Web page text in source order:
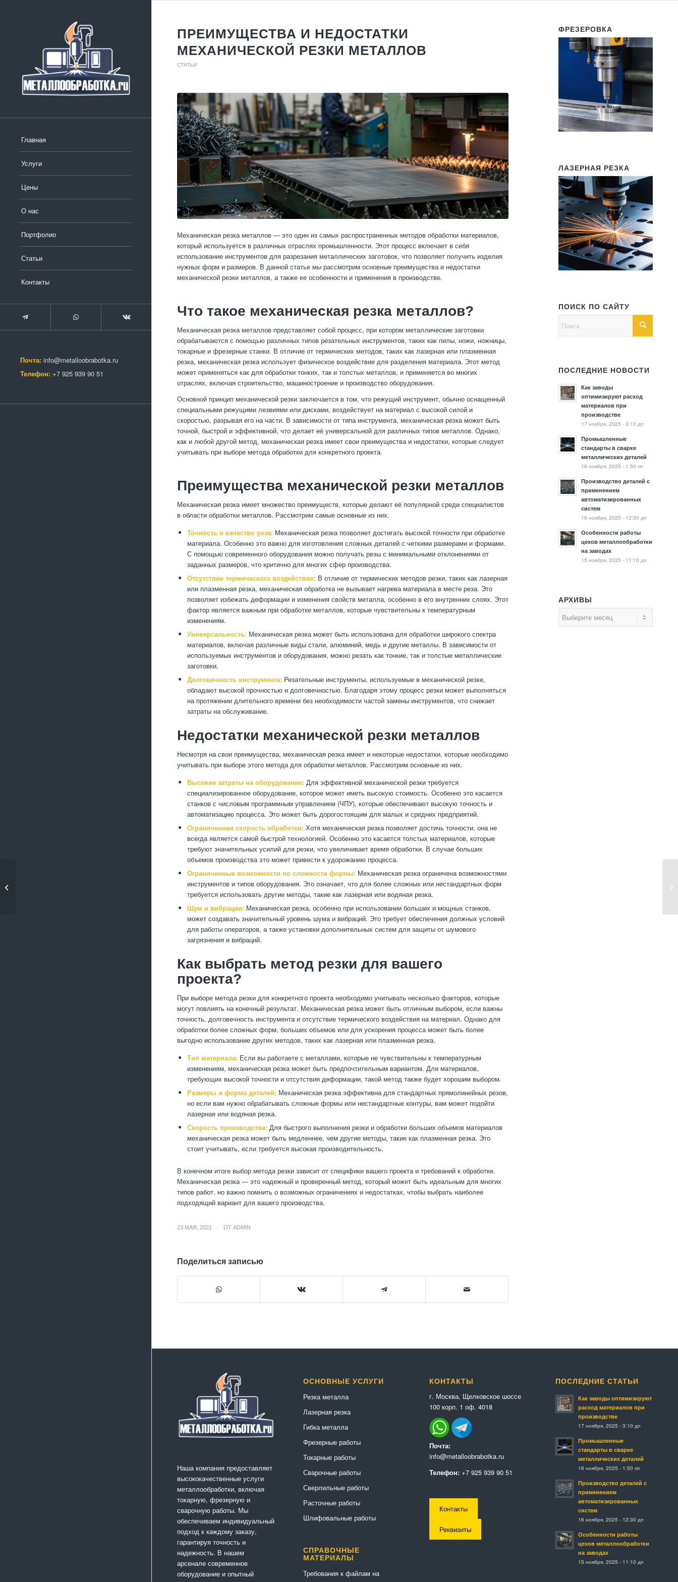
Главная
Услуги
Цены
О нас
Портфолио
Статьи
Контакты
Почта: info@metalloobrabotka.ru
Телефон: +7 925 939 90 51
ПРЕИМУЩЕСТВА И НЕДОСТАТКИ
МЕХАНИЧЕСКОЙ РЕЗКИ МЕТАЛЛОВ
СТАТЬИ
Механическая резка металлов — это один из самых распространенных методов обработки материалов,
который используется в различных отраслях промышленности. Этот процесс включает в себя
использование инструментов для разрезания металлических заготовок, что позволяет получить изделия
нужных форм и размеров. В данной статье мы рассмотрим основные преимущества и недостатки
механической резки металлов, а также ее особенности и применения в производстве.
Что такое механическая резка металлов?
Механическая резка металлов представляет собой процесс, при котором металлические заготовки
обрабатываются с помощью различных типов резательных инструментов, таких как пилы, ножи, ножницы,
токарные и фрезерные станки. В отличие от термических методов, таких как лазерная или плазменная
резка, механическая резка использует физическое воздействие для разделения материала. Этот метод
может применяться как для обработки тонких, так и толстых металлов, и применяется во многих
отраслях, включая строительство, машиностроение и производство оборудования.
Основной принцип механической резки заключается в том, что режущий инструмент, обычно оснащенный
специальными режущими лезвиями или дисками, воздействует на материал с высокой силой и
скоростью, разрывая его на части. В зависимости от типа инструмента, механическая резка может быть
точной, быстрой и эффективной, что делает её универсальной для различных типов металлов. Однако,
как и любой другой метод, механическая резка имеет свои преимущества и недостатки, которые следует
учитывать при выборе метода обработки для конкретного проекта.
Преимущества механической резки металлов
Механическая резка имеет множество преимуществ, которые делают её популярной среди специалистов
в области обработки металлов. Рассмотрим самые основные из них.
Точность и качество реза: Механическая резка позволяет достигать высокой точности при обработке
материала. Особенно это важно для изготовления сложных деталей с четкими размерами и формами.
С помощью современного оборудования можно получать резы с минимальными отклонениями от
заданных размеров, что критично для многих сфер производства.
Отсутствие термического воздействия: В отличие от термических методов резки, таких как лазерная
или плазменная резка, механическая обработка не вызывает нагрева материала в месте реза. Это
позволяет избежать деформации и изменения свойств металла, особенно в его внутренних слоях. Этот
фактор является важным при обработке металлов, которые чувствительны к температурным
изменениям.
Универсальность: Механическая резка может быть использована для обработки широкого спектра
материалов, включая различные виды стали, алюминий, медь и другие металлы. В зависимости от
используемых инструментов и оборудования, можно резать как тонкие, так и толстые металлические
заготовки.
Долговечность инструмента: Резательные инструменты, используемые в механической резке,
обладают высокой прочностью и долговечностью. Благодаря этому процесс резки может выполняться
на протяжении длительного времени без необходимости частой замены инструментов, что снижает
затраты на обслуживание.
Недостатки механической резки металлов
Несмотря на свои преимущества, механическая резка имеет и некоторые недостатки, которые необходимо
учитывать при выборе этого метода для обработки металлов. Рассмотрим основные из них.
Высокие затраты на оборудование: Для эффективной механической резки требуется
специализированное оборудование, которое может иметь высокую стоимость. Особенно это касается
станков с числовым программным управлением (ЧПУ), которые обеспечивают высокую точность и
автоматизацию процесса. Это может быть дорогостоящим для малых и средних предприятий.
Ограниченная скорость обработки: Хотя механическая резка позволяет достичь точности, она не
всегда является самой быстрой технологией. Особенно это касается толстых материалов, которые
требуют значительных усилий для резки, что увеличивает время обработки. В случае больших
объемов производства это может привести к удорожанию процесса.
Ограниченные возможности по сложности формы: Механическая резка ограничена возможностями
инструментов и типов оборудования. Это означает, что для более сложных или нестандартных форм
требуется использовать другие методы, такие как лазерная или водяная резка.
Шум и вибрации: Механическая резка, особенно при использовании больших и мощных станков,
может создавать значительный уровень шума и вибраций. Это требует обеспечения должных условий
для работы операторов, а также установки дополнительных систем для защиты от шумового
загрязнения и вибраций.
Как выбрать метод резки для вашего
проекта?
При выборе метода резки для конкретного проекта необходимо учитывать несколько факторов, которые
могут повлиять на конечный результат. Механическая резка может быть отличным выбором, если важны
точность, долговечность инструмента и отсутствие термического воздействия на материал. Однако для
обработки более сложных форм, больших объемов или для ускорения процесса может быть более
выгодно использование других методов, таких как лазерная или плазменная резка.
Тип материала: Если вы работаете с металлами, которые не чувствительны к температурным
изменениям, механическая резка может быть предпочтительным вариантом. Для материалов,
требующих высокой точности и отсутствия деформации, такой метод также будет хорошим выбором.
Размеры и форма деталей: Механическая резка эффективна для стандартных прямолинейных резов,
но если вам нужно обрабатывать сложные формы или нестандартные контуры, вам может подойти
лазерная или водяная резка.
Скорость производства: Для быстрого выполнения резки и обработки больших объемов материалов
механическая резка может быть медленнее, чем другие методы, такие как плазменная резка. Это
стоит учитывать, если требуется высокая производительность.
В конечном итоге выбор метода резки зависит от специфики вашего проекта и требований к обработке.
Механическая резка — это надежный и проверенный метод, который может быть идеальным для многих
типов работ, но важно помнить о возможных ограничениях и недостатках, чтобы выбрать наиболее
подходящий вариант для вашего производства.
23 МАЯ, 2021 ОТ ADMIN
Поделиться записью
ФРЕЗЕРОВКА
ЛАЗЕРНАЯ РЕЗКА
ПОИСК ПО САЙТУ
ПОСЛЕДНИЕ НОВОСТИ
Как заводы
оптимизируют расход
материалов при
производстве
17 ноября, 2025 - 3:10 дп
Промышленные
стандарты в сварке
металлических деталей
16 ноября, 2025 - 1:50 пп
Производство деталей с
применением
автоматизированных
систем
16 ноября, 2025 - 12:30 дп
Особенности работы
цехов металлообработки
на заводах
15 ноября, 2025 - 11:10 дп
АРХИВЫ
Наша компания предоставляет
высококачественные услуги
металлообработки, включая
токарную, фрезерную и
сварочную работы. Мы
обеспечиваем индивидуальный
подход к каждому заказу,
гарантируя точность и
надежность. В нашем
арсенале современное
оборудование и опытный
ОСНОВНЫЕ УСЛУГИ
Резка металла
Лазерная резка
Гибка металла
Фрезерные работы
Токарные работы
Сварочные работы
Сверлильные работы
Расточные работы
Шлифовальные работы
СПРАВОЧНЫЕ
МАТЕРИАЛЫ
Требования к файлам на
КОНТАКТЫ
г. Москва, Щелковское шоссе
100 корп. 1 оф. 4018
Почта:
info@metalloobrabotka.ru
Телефон: +7 925 939 90 51
Контакты
Реквизиты
ПОСЛЕДНИЕ СТАТЬИ
Как заводы оптимизируют
расход материалов при
производстве
17 ноября, 2025 - 3:10 дп
Промышленные
стандарты в сварке
металлических деталей
16 ноября, 2025 - 1:50 пп
Производство деталей с
применением
автоматизированных
систем
16 ноября, 2025 - 12:30 дп
Особенности работы
цехов металлообработки
на заводах
15 ноября, 2025 - 11:10 дп